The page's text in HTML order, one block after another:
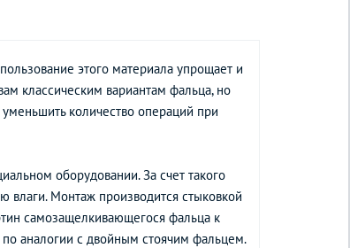
этого материала упрощает и
классическим вариантам фальца, но
количество операций при
оборудовании. За счет такого
влаги. Монтаж производится стыковкой
самозащелкивающегося фальца к
аналогии с двойным стоячим фальцем.